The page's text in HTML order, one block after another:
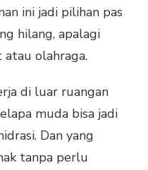
ini jadi pilihan pas
hilang, apalagi
olahraga.
di luar ruangan
muda bisa jadi
Dan yang
tanpa perlu